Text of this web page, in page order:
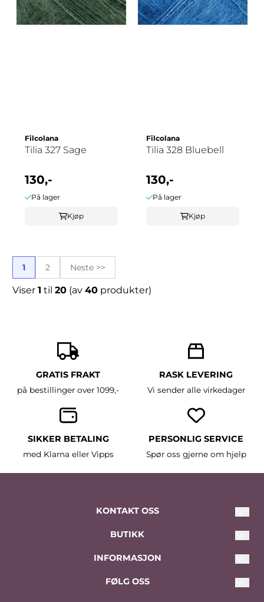
Filcolana
Tilia 327 Sage
130,-
På lager
Kjøp
Filcolana
Tilia 328 Bluebell
130,-
På lager
Kjøp
1 2 Neste >>
Viser 1 til 20 (av 40 produkter)
GRATIS FRAKT
på bestillinger over 1099,-
RASK LEVERING
Vi sender alle virkedager
SIKKER BETALING
med Klarna eller Vipps
PERSONLIG SERVICE
Spør oss gjerne om hjelp
KONTAKT OSS
post@traadsnella.com
1476 Lørenskog
BUTIKK
INFORMASJON
Om oss
FØLG OSS